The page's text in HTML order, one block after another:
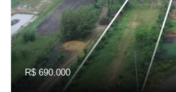
R$ 690.000